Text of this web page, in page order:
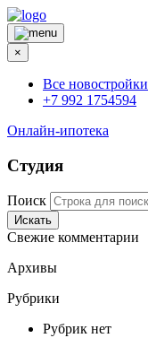
×
Все новостройки
+7 992 1754594
Онлайн-ипотека
Студия
Поиск
Искать
Свежие комментарии
Архивы
Рубрики
Рубрик нет